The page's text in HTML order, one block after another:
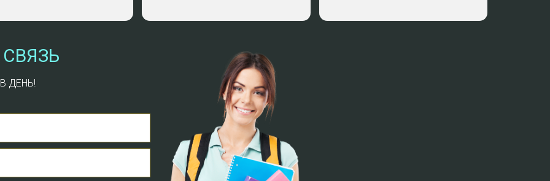
70-75% полимеров, значит, до 30% полимеров остается в разбавленной кислоте; ·
слабым звеном во всем методе сернокислой гидратации. Во-первых, концентрировать
удается лишь до 88-90%, а, во-вторых, такой процесс концентрирования из-за высокой
топочных газов приводит к ощутимым потерям серной кислоты от раскисления,
выбросом вредного SO 2 в атмосферу; · неиспользованные возможности
энергетических средств. 3.2. Парофазная гидратация этилена Наиболее разработанным
к имеющимся промышленным установкам в настоящее время является процесс
гидратации: CH 2 =CH 2( г .) + H 2 O ( г .) = C 2 H 5 OH ( г .) + 41868Дж/моль.
CH 2 =CH 2 + Н + « СН 3 -СН 2 + , СН 3 -СН 2 + + Н 2 О « СН 3 -СН 2 -ОН 2 + , СН 3 -СН 2 -ОН 2 +
ДЕНЬ!